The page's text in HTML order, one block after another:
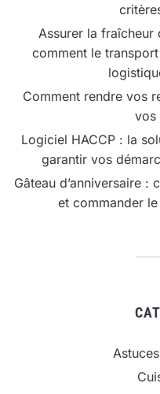
Assurer la fraîcheur
comment le
Comment rendre vos
vos
Logiciel HACCP : la
garantir vos
Gâteau d’anniversaire :
et commander